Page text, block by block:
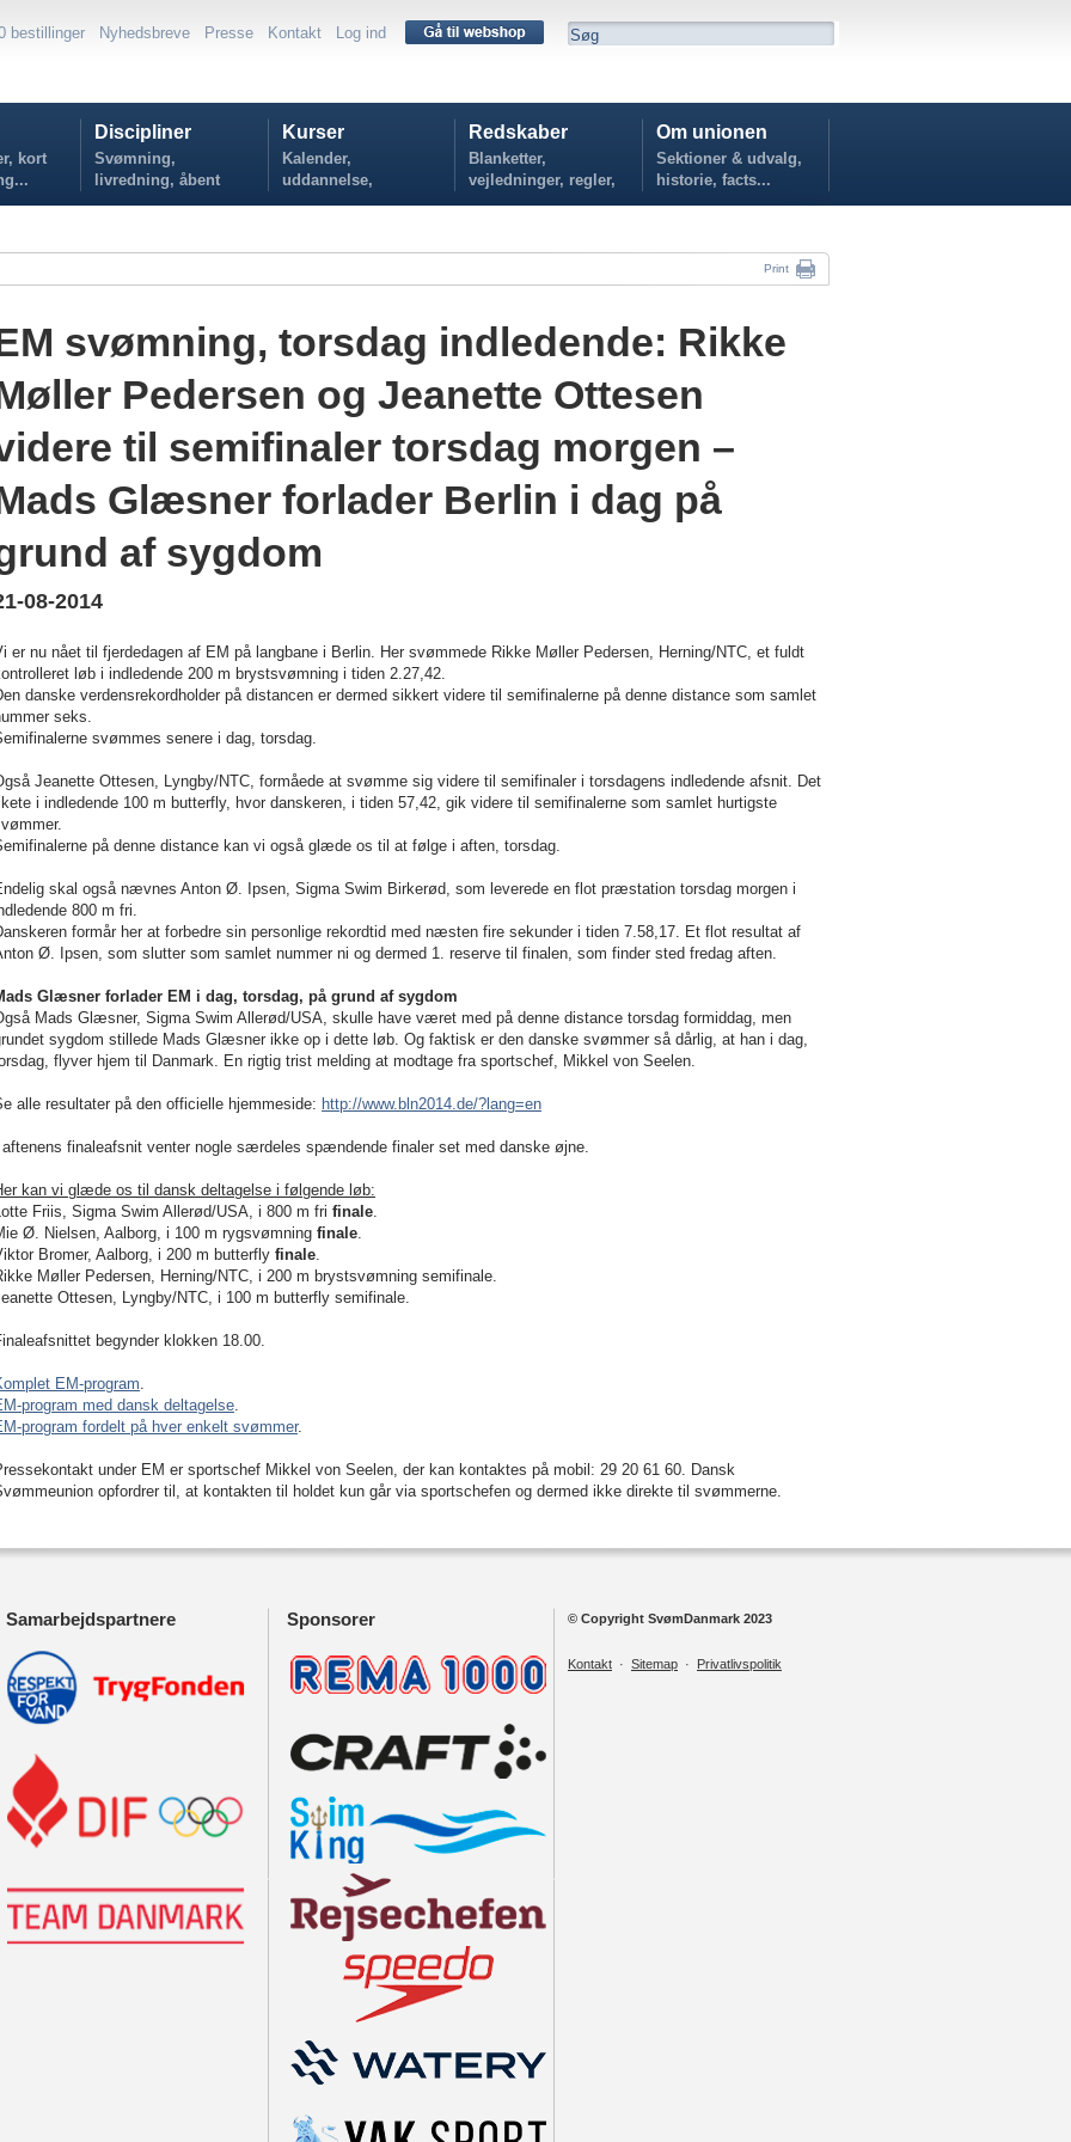
bestillinger Nyhedsbreve Presse Kontakt Log ind
kort
Discipliner
Svømning,
livredning, åbent
vand...
Kurser
Kalender,
uddannelse,
tilmelding...
Redskaber
Blanketter,
vejledninger, regler,
politikker...
Om unionen
Sektioner & udvalg,
historie, facts...
Print
svømning, torsdag indledende: Rikke
Pedersen og Jeanette Ottesen
til semifinaler torsdag morgen –
Glæsner forlader Berlin i dag på
af sygdom
08-2014
er nu nået til fjerdedagen af EM på langbane i Berlin. Her svømmede Rikke Møller Pedersen, Herning/NTC, et fuldt
løb i indledende 200 m brystsvømning i tiden 2.27,42.
danske verdensrekordholder på distancen er dermed sikkert videre til semifinalerne på denne distance som samlet
seks.
svømmes senere i dag, torsdag.
Jeanette Ottesen, Lyngby/NTC, formåede at svømme sig videre til semifinaler i torsdagens indledende afsnit. Det
i indledende 100 m butterfly, hvor danskeren, i tiden 57,42, gik videre til semifinalerne som samlet hurtigste
på denne distance kan vi også glæde os til at følge i aften, torsdag.
skal også nævnes Anton Ø. Ipsen, Sigma Swim Birkerød, som leverede en flot præstation torsdag morgen i
800 m fri.
formår her at forbedre sin personlige rekordtid med næsten fire sekunder i tiden 7.58,17. Et flot resultat af
Ø. Ipsen, som slutter som samlet nummer ni og dermed 1. reserve til finalen, som finder sted fredag aften.
Glæsner forlader EM i dag, torsdag, på grund af sygdom
Mads Glæsner, Sigma Swim Allerød/USA, skulle have været med på denne distance torsdag formiddag, men
sygdom stillede Mads Glæsner ikke op i dette løb. Og faktisk er den danske svømmer så dårlig, at han i dag,
flyver hjem til Danmark. En rigtig trist melding at modtage fra sportschef, Mikkel von Seelen.
alle resultater på den officielle hjemmeside: http://www.bln2014.de/?lang=en
I aftenens finaleafsnit venter nogle særdeles spændende finaler set med danske øjne.
kan vi glæde os til dansk deltagelse i følgende løb:
Friis, Sigma Swim Allerød/USA, i 800 m fri finale.
Ø. Nielsen, Aalborg, i 100 m rygsvømning finale.
Bromer, Aalborg, i 200 m butterfly finale.
Møller Pedersen, Herning/NTC, i 200 m brystsvømning semifinale.
Ottesen, Lyngby/NTC, i 100 m butterfly semifinale.
begynder klokken 18.00.
EM-program.
program med dansk deltagelse.
program fordelt på hver enkelt svømmer.
under EM er sportschef Mikkel von Seelen, der kan kontaktes på mobil: 29 20 61 60. Dansk
opfordrer til, at kontakten til holdet kun går via sportschefen og dermed ikke direkte til svømmerne.
Samarbejdspartnere Sponsorer © Copyright SvømDanmark 2023
Kontakt · Sitemap · Privatlivspolitik